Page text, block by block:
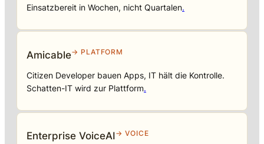
Einsatzbereit in Wochen, nicht Quartalen.
Amicable→ PLATFORM
Citizen Developer bauen Apps, IT hält die Kontrolle.
Schatten-IT wird zur Plattform.
Enterprise VoiceAI→ VOICE